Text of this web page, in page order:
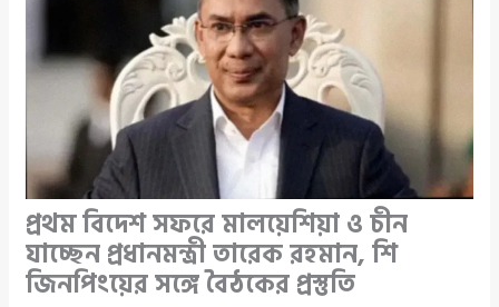
প্রথম বিদেশ সফরে মালয়েশিয়া ও চীন
যাচ্ছেন প্রধানমন্ত্রী তারেক রহমান, শি
জিনপিংয়ের সঙ্গে বৈঠকের প্রস্তুতি